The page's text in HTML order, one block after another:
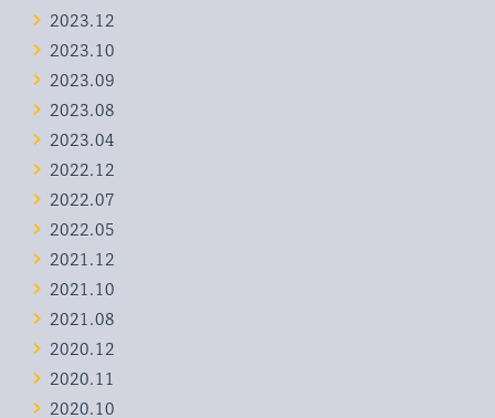
2023.12
2023.10
2023.09
2023.08
2023.04
2022.12
2022.07
2022.05
2021.12
2021.10
2021.08
2020.12
2020.11
2020.10